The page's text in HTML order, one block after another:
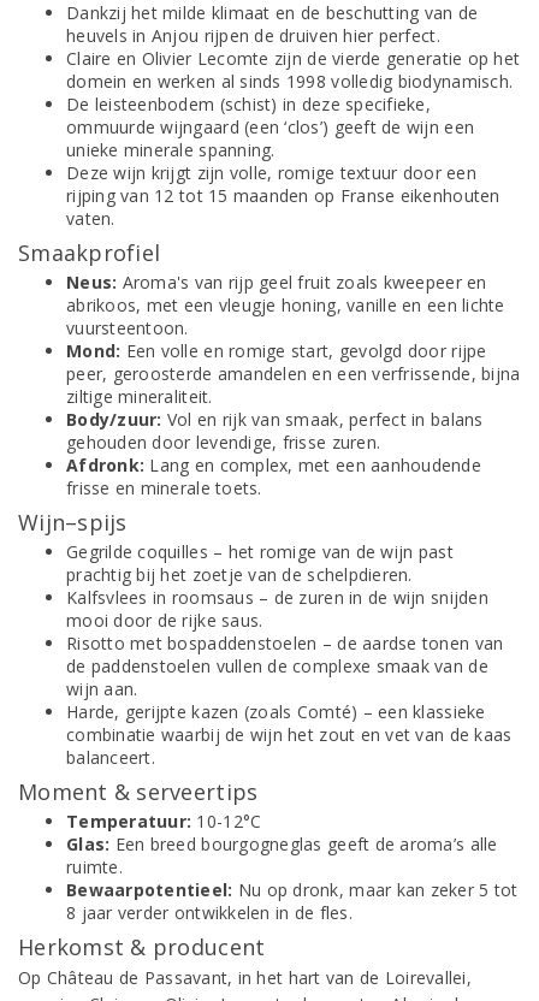
Dankzij het milde klimaat en de beschutting van de
heuvels in Anjou rijpen de druiven hier perfect.
Claire en Olivier Lecomte zijn de vierde generatie op het
domein en werken al sinds 1998 volledig biodynamisch.
De leisteenbodem (schist) in deze specifieke,
ommuurde wijngaard (een ‘clos’) geeft de wijn een
unieke minerale spanning.
Deze wijn krijgt zijn volle, romige textuur door een
rijping van 12 tot 15 maanden op Franse eikenhouten
vaten.
Smaakprofiel
Neus: Aroma's van rijp geel fruit zoals kweepeer en
abrikoos, met een vleugje honing, vanille en een lichte
vuursteentoon.
Mond: Een volle en romige start, gevolgd door rijpe
peer, geroosterde amandelen en een verfrissende, bijna
ziltige mineraliteit.
Body/zuur: Vol en rijk van smaak, perfect in balans
gehouden door levendige, frisse zuren.
Afdronk: Lang en complex, met een aanhoudende
frisse en minerale toets.
Wijn–spijs
Gegrilde coquilles – het romige van de wijn past
prachtig bij het zoetje van de schelpdieren.
Kalfsvlees in roomsaus – de zuren in de wijn snijden
mooi door de rijke saus.
Risotto met bospaddenstoelen – de aardse tonen van
de paddenstoelen vullen de complexe smaak van de
wijn aan.
Harde, gerijpte kazen (zoals Comté) – een klassieke
combinatie waarbij de wijn het zout en vet van de kaas
balanceert.
Moment & serveertips
Temperatuur: 10-12°C
Glas: Een breed bourgogneglas geeft de aroma’s alle
ruimte.
Bewaarpotentieel: Nu op dronk, maar kan zeker 5 tot
8 jaar verder ontwikkelen in de fles.
Herkomst & producent
Op Château de Passavant, in het hart van de Loirevallei,